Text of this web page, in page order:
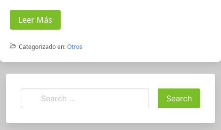
Leer Más
Categorizado en:Otros